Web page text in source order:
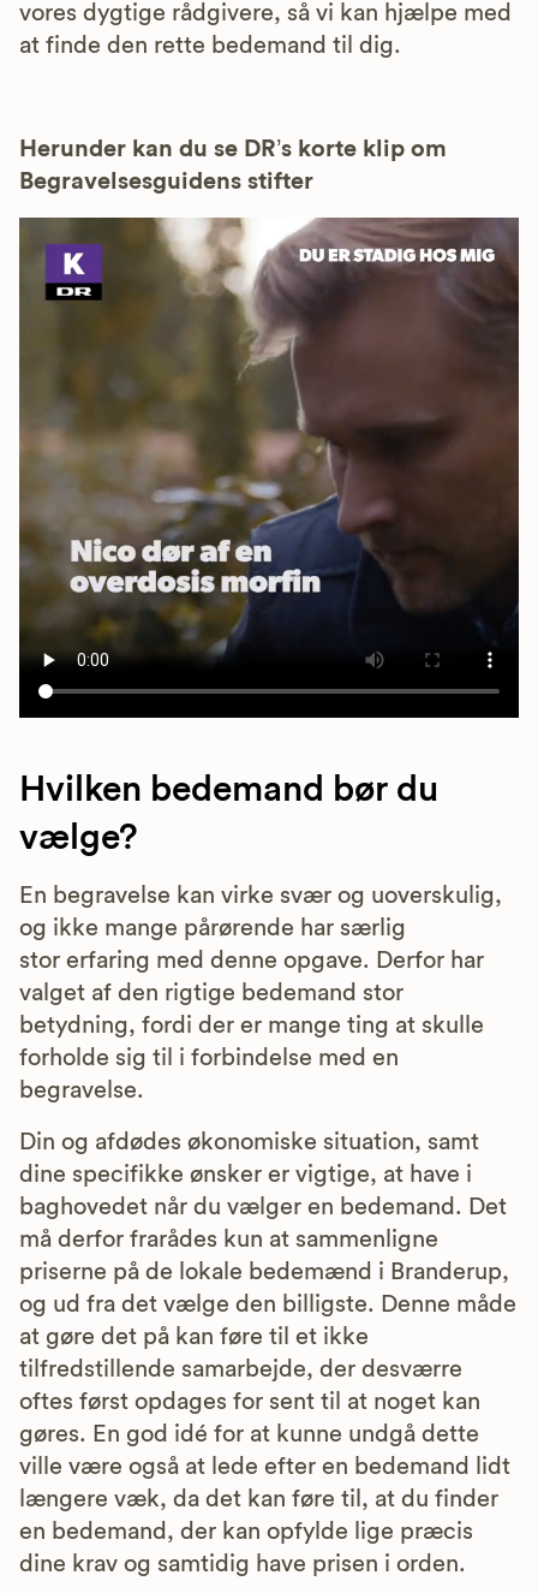
vores dygtige rådgivere, så vi kan hjælpe med
at finde den rette bedemand til dig.
Herunder kan du se DR’s korte klip om
Begravelsesguidens stifter
Hvilken bedemand bør du
vælge?
En begravelse kan virke svær og uoverskulig,
og ikke mange pårørende har særlig
stor erfaring med denne opgave. Derfor har
valget af den rigtige bedemand stor
betydning, fordi der er mange ting at skulle
forholde sig til i forbindelse med en
begravelse.
Din og afdødes økonomiske situation, samt
dine specifikke ønsker er vigtige, at have i
baghovedet når du vælger en bedemand. Det
må derfor frarådes kun at sammenligne
priserne på de lokale bedemænd i Branderup,
og ud fra det vælge den billigste. Denne måde
at gøre det på kan føre til et ikke
tilfredstillende samarbejde, der desværre
oftes først opdages for sent til at noget kan
gøres. En god idé for at kunne undgå dette
ville være også at lede efter en bedemand lidt
længere væk, da det kan føre til, at du finder
en bedemand, der kan opfylde lige præcis
dine krav og samtidig have prisen i orden.